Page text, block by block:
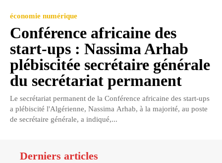
économie numérique
Conférence africaine des
start-ups : Nassima Arhab
plébiscitée secrétaire générale
du secrétariat permanent
Le secrétariat permanent de la Conférence africaine des start-ups
a plébiscité l'Algérienne, Nassima Arhab, à la majorité, au poste
de secrétaire générale, a indiqué,...
Derniers articles